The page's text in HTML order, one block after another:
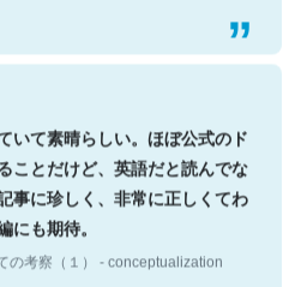
いて素晴らしい。ほぼ公式のド
ことだけど、英語だと読んでな
事に珍しく、非常に正しくてわ
にも期待。
の考察（１） - conceptualization